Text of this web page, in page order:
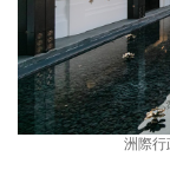
洲際